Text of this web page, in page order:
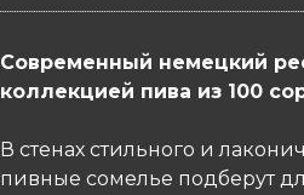
Современный немецкий
коллекцией пива из 100
В стенах стильного и
пивные сомелье подберут